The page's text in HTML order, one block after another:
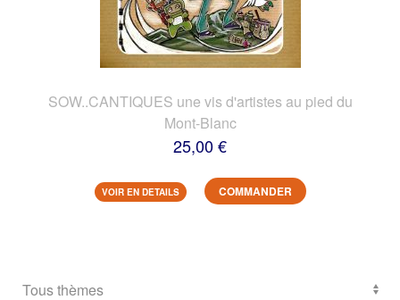
SOW..CANTIQUES une vis d'artistes au pied du
Mont-Blanc
25,00 €
VOIR EN DETAILS COMMANDER